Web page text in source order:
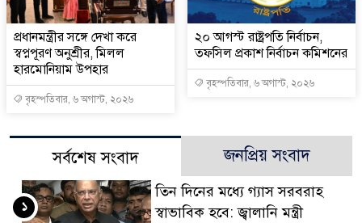
প্রধানমন্ত্রীর সঙ্গে দেখা করে
স্বপ্নপূরণ অনুশ্রীর, মিলল
হারমোনিয়াম উপহার
বৃহস্পতিবার, ৬ অগাস্ট, ২০২৬
২০ আগস্ট রাষ্ট্রপতি নির্বাচন,
তফসিল প্রকাশ নির্বাচন কমিশনের
বৃহস্পতিবার, ৬ অগাস্ট, ২০২৬
সর্বশেষ সংবাদ জনপ্রিয় সংবাদ
তিন দিনের মধ্যে গ্যাস সরবরাহ
স্বাভাবিক হবে: জ্বালানি মন্ত্রী
১